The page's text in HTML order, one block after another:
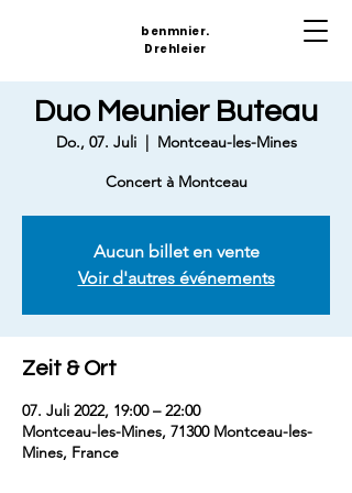
benmnier.
Drehleier
Duo Meunier Buteau
Do., 07. Juli
  |
Montceau-les-Mines
Concert à Montceau
Aucun billet en vente
Voir d'autres événements
Zeit & Ort
07. Juli 2022, 19:00 – 22:00
Montceau-les-Mines, 71300 Montceau-les-
Mines, France